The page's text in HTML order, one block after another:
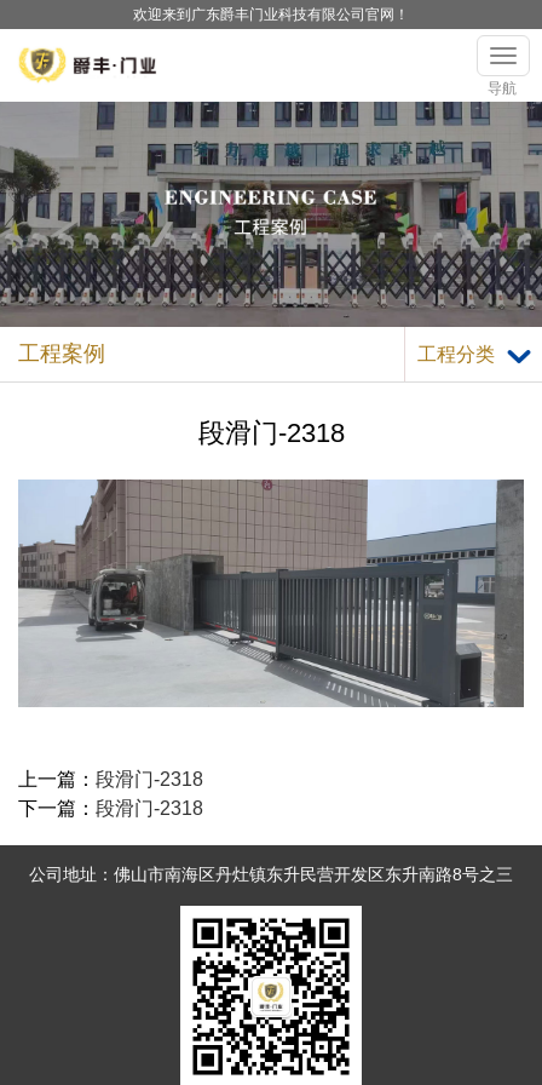
欢迎来到广东爵丰门业科技有限公司官网！
导航
工程案例 工程分类
段滑门-2318
上一篇： 段滑门-2318
下一篇： 段滑门-2318
公司地址：佛山市南海区丹灶镇东升民营开发区东升南路8号之三